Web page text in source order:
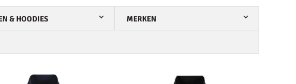
& HOODIES MERKEN